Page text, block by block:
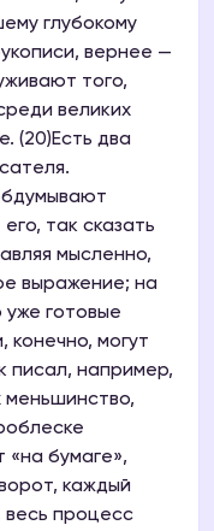
глубокому
вернее —
того,
великих
(20)Есть два
так сказать
мысленно,
выражение; на
уже готовые
конечно, могут
писал, например,
меньшинство,
«на бумаге»,
каждый
весь процесс